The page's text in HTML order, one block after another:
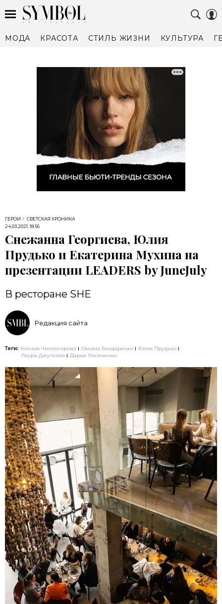
МОДА КРАСОТА СТИЛЬ ЖИЗНИ КУЛЬТУРА
ГЕРОИ
СВЕТСКАЯ ХРОНИКА
24.03.2021, 18:56
Снежанна Георгиева, Юлия
Прудько и Екатерина Мухина на
презентации LEADERS by JuneJuly
В ресторане SHE
Редакция сайта
Теги: Ксения Чилингарова Оксана Бондаренко
Юлия Прудько
Лаура Джугелия
Дарья Лисиченко